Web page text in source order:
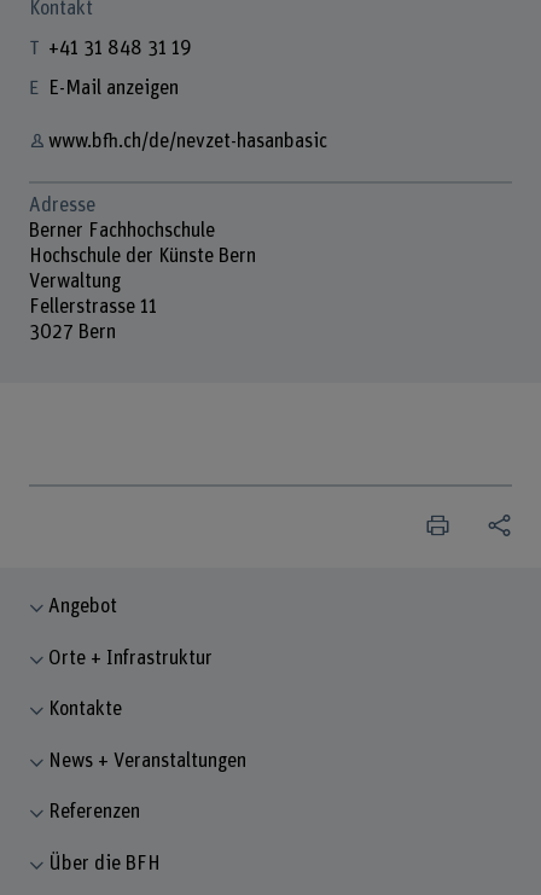
Kontakt
+41 31 848 31 19
E-Mail anzeigen
www.bfh.ch/de/nevzet-hasanbasic
Adresse
Berner Fachhochschule
Hochschule der Künste Bern
Verwaltung
Fellerstrasse 11
3027 Bern
Angebot
Orte + Infrastruktur
Kontakte
News + Veranstaltungen
Referenzen
Über die BFH